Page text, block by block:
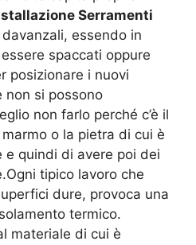
Serramenti
davanzali, essendo in
spaccati oppure
posizionare i nuovi
non si possono
non farlo perché c’è il
o la pietra di cui è
quindi di avere poi dei
tipico lavoro che
dure, provoca una
termico.
materiale di cui è